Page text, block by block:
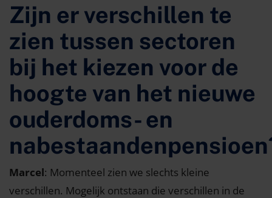
Zijn er verschillen te
zien tussen sectoren
bij het kiezen voor de
hoogte van het nieuwe
ouderdoms- en
Marcel: Momenteel zien we slechts kleine
verschillen. Mogelijk ontstaan die verschillen in de